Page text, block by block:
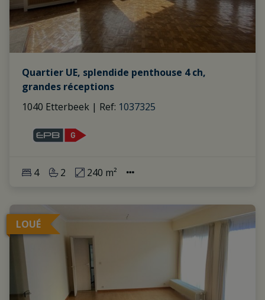
Quartier UE, splendide penthouse 4 ch,
grandes réceptions
1040 Etterbeek | Ref: 1037325
4 2 240 m²
LOUÉ